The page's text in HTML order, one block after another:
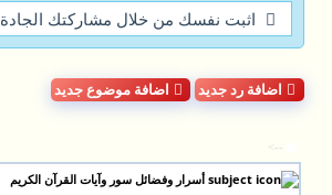
اثبت نفسك من خلال مشاركتك الجادة
اضافة رد جديد اضافة موضوع جديد
-->
أسرار وفضائل سور وآيات القرآن الكريم